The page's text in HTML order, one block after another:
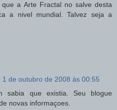
a Arte Fractal no salve desta
a nivel mundial. Talvez seja a
1 de outubro de 2008 às 00:55
sabia que existia. Seu blogue
novas informaçoes.